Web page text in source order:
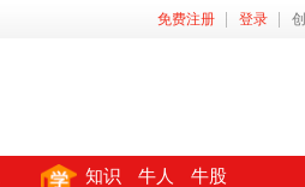
免费注册 登录
知识 牛人 牛股